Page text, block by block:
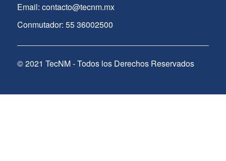
Email: contacto@tecnm.mx
Conmutador: 55 36002500
© 2021 TecNM - Todos los Derechos Reservados